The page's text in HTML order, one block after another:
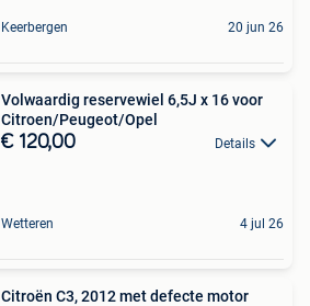
Keerbergen 20 jun 26
Volwaardig reservewiel 6,5J x 16 voor
Citroen/Peugeot/Opel
€ 120,00 Details
Wetteren 4 jul 26
Citroën C3, 2012 met defecte motor